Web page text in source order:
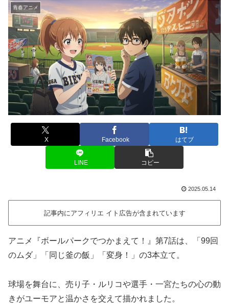
青春アニメ
X Facebook はてブ
LINE コピー
2025.05.14
記事内にアフィリエ イト広告が含まれています
アニメ『ボールパークでつかまえて！』第7話は、「99回
のムダ」「同じ釜の飯」「変身！」の3本立て。
球場を舞台に、売り子・ルリコや選手・一宮たちの心の動
きがユーモアと温かさを交えて描かれました。